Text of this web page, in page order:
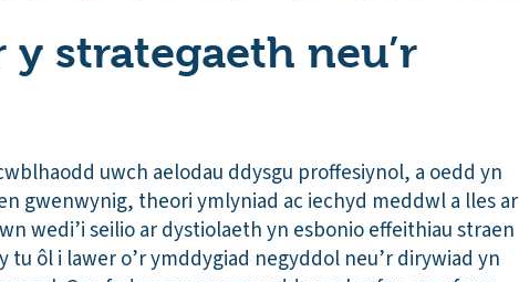
strategaeth neu’r
uwch aelodau ddysgu proffesiynol, a oedd yn
gwenwynig, theori ymlyniad ac iechyd meddwl a lles ar
wedi’i seilio ar dystiolaeth yn esbonio effeithiau straen
tu ôl i lawer o’r ymddygiad negyddol neu’r dirywiad yn